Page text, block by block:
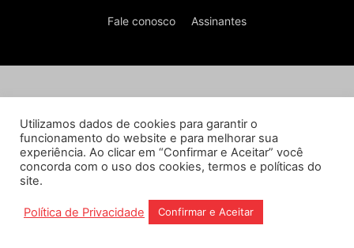
Fale conosco Assinantes
Utilizamos dados de cookies para garantir o
funcionamento do website e para melhorar sua
experiência. Ao clicar em “Confirmar e Aceitar” você
concorda com o uso dos cookies, termos e políticas do
site.
Política de Privacidade Confirmar e Aceitar